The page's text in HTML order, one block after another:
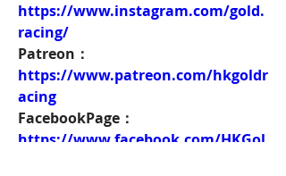
https://www.instagram.com/gold.
racing/
Patreon：
https://www.patreon.com/hkgoldr
acing
FacebookPage：
https://www.facebook.com/HKGol